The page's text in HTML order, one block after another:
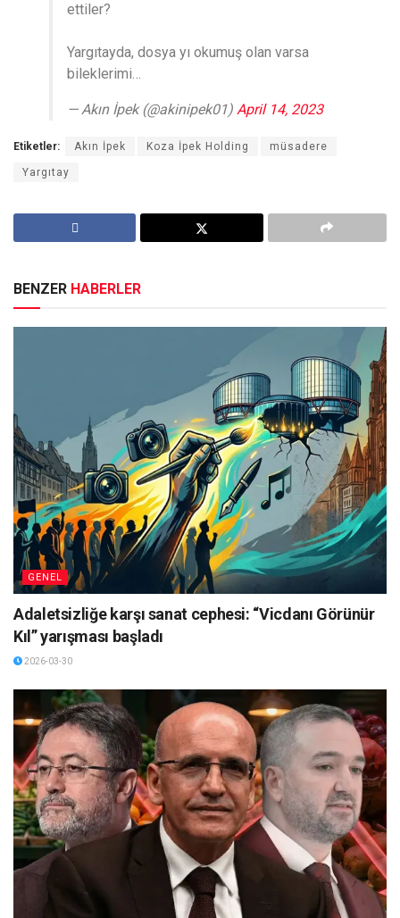
ettiler?
Yargıtayda, dosya yı okumuş olan varsa
bileklerimi…
— Akın İpek (@akinipek01) April 14, 2023
Etiketler: Akın İpek Koza İpek Holding müsadere
Yargıtay
BENZER HABERLER
GENEL
Adaletsizliğe karşı sanat cephesi: “Vicdanı Görünür
Kıl” yarışması başladı
2026-03-30